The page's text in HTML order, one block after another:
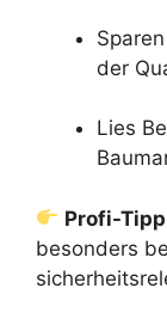
der
Lies
Profi-
besonders